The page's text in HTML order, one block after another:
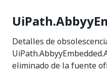
Detalles de
eliminado de la fuente